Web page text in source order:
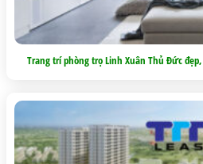
Trang trí phòng trọ Linh Xuân Thủ Đức